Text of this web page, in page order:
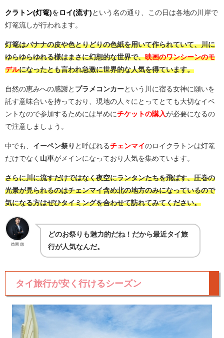
クラトン(灯篭)を ロイ(流す) という名の通り、この日は各地の川岸で
灯篭流しが行われます。
灯篭はバナナの皮や色とりどりの色紙を用いて作られていて、川に
ゆらゆらゆれる様はまさに幻想的な世界で、映画のワンシーンのモ
デルになったとも言われ急激に世界的な人気を得ています。
自然の恵みへの感謝と プラメコンカーという川に宿る女神に願いを
託す意味合いを持っており、現地の人々にとってとても大切なイベ
ントなので参加するためには早めにチケットの購入が必要になるの
で注意しましょう。
中でも、 イーペン祭り と呼ばれるチェンマイのロイクラトンは灯篭
だけでなく 山車がメインになっており人気を集めています。
さらに川に流すだけではなく夜空にランタンたちを飛ばす、圧巻の
光景が見られるのはチェンマイ含め北の地方のみになっているので
気になる方はぜひタイミングを合わせて訪れてみてください。
益岡 想
どのお祭りも魅力的だね！だから最近タイ旅
行が人気なんだ。
タイ旅行が安く行けるシーズン